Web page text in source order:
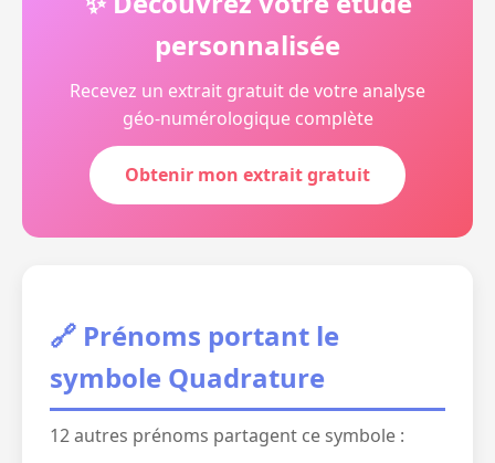
personnalisée
Recevez un extrait gratuit de votre analyse
géo-numérologique complète
Obtenir mon extrait gratuit
🔗 Prénoms portant le
symbole Quadrature
12 autres prénoms partagent ce symbole :